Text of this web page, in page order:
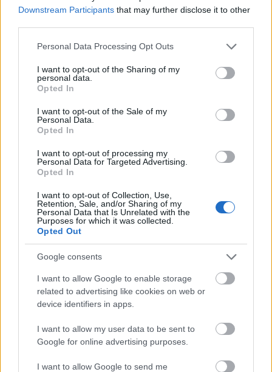
Downstream Participants that may further disclose it to other
Please note that this website/app uses one or more Google
not limited to your visit or usage behaviour. You may click to
grant or deny consent to Google and its third-party tags to
use your data for below specified purposes in below Google
consent section.
Personal Data Processing Opt Outs
I want to opt-out of the Sharing of my
personal data.
Opted In
I want to opt-out of the Sale of my
Personal Data.
Opted In
I want to opt-out of processing my
Personal Data for Targeted Advertising.
Opted In
I want to opt-out of Collection, Use,
Retention, Sale, and/or Sharing of my
Personal Data that Is Unrelated with the
Purposes for which it was collected.
Opted Out
Google consents
I want to allow Google to enable storage
related to advertising like cookies on web or
device identifiers in apps.
I want to allow my user data to be sent to
Google for online advertising purposes.
I want to allow Google to send me
kurrens anyagainak ideiglenes bemutatóhelyeként.
Persze ezek alkalmassá tétele is pénzbe kerülne, de
nem valószínű, hogy ez megborítaná a projekt 7
(10?) milliárdosra tervezett keretét. Ellenben
polgárokat. Nem utolsó sorban pedig javíthatna az
egészligetőrületrenoméján – már amennyiben
mindez lehetséges még egyáltalán.
A kommunikációs vezető ködös válasza után
megkerestem inkább a projekt miniszteri biztosát,
Baán Lászlót, hátha tőle valódi választ kaphatok a
kérdéseimre. Leveléből azonban azt kellett lássam,
hogy minden valószínűség szerint tényleg úgy kerül
lakat 3 évre a Közlekedési Múzeum épületére, hogy
nincs semmiféle kiérlelt, konkrét megoldás, de még
csak terv sem a múzeum anyagának ideiglenes
bemutatására és elhelyezésére. Márpedig ha ez így
van, s így is marad, akkor egy komplett kisiskolás
generáció marad ki a műfaj megismeréséből. És
akkor azzal a nyilvánvaló ténnyel még nem is
foglalkoztunk, hogy a valamikori kiállítási csarnok
épületegyüttese, visszavarázsolt kupolától, térszint
alatti bővítéstől függetlenül is kicsi marad az
alapítása óta eltelt 126 év során felgyülemlett
közlekedési és műszaki emlékek színvonalas és értő
bemutatásához. De ez már egy következő kérdés,
amivel ugyancsak érdemes lesz foglalkoznunk.